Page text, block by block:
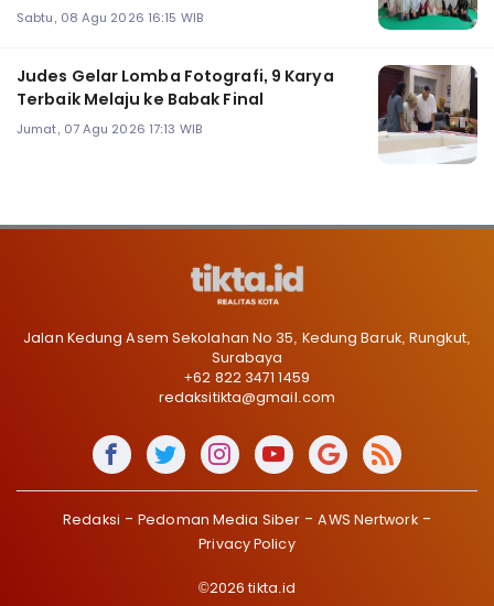
Sabtu, 08 Agu 2026 16:15 WIB
Judes Gelar Lomba Fotografi, 9 Karya
Terbaik Melaju ke Babak Final
Jumat, 07 Agu 2026 17:13 WIB
Jalan Kedung Asem Sekolahan No 35, Kedung Baruk, Rungkut,
Surabaya
+62 822 3471 1459
redaksitikta@gmail.com
Redaksi Pedoman Media Siber
AWS Nertwork
Privacy Policy
©2026 tikta.id